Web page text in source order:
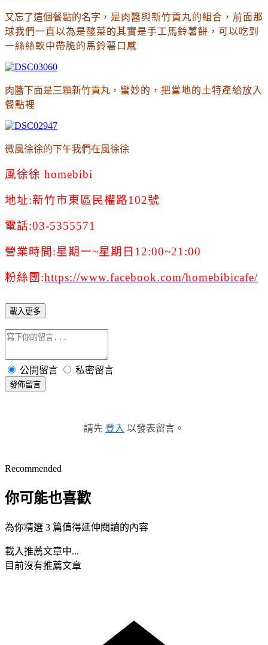
又忘了這個餐點的名字 ，是肉醬與新竹貢丸的組合 ，前面那
球我們一直以為是酸菜的其實是手工馬鈴薯餅 ，可以吃到
一絲絲軟中帶脆的馬鈴薯口感
肉醬下面是三顆新竹貢丸 ，蠻妙的 ，把當地的土特產給放入
餐點裡
微風徐徐的下午我們在風徐徐
風徐徐 homebibi
地址:新竹市東區民權路102號
電話:03-5355571
營業時間:星期一~星期日12:00~21:00
粉絲團:https://www.facebook.com/homebibicafe/
載入更多
公開留言 私密留言
發佈留言
請先 登入 以發表留言。
Recommended
你可能也喜歡
為你精選 3 篇值得延伸閱讀的內容
載入推薦文章中...
目前沒有推薦文章